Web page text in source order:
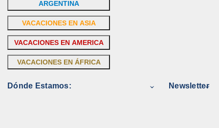
ARGENTINA
VACACIONES EN ASIA
VACACIONES EN AMERICA
VACACIONES EN ÁFRICA
Dónde Estamos: Newsletter